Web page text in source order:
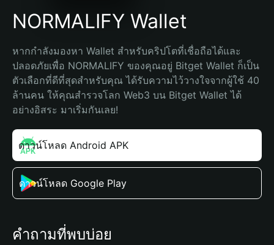
NORMALIFY Wallet
หากกำลังมองหา Wallet สำหรับคริปโตที่เชื่อถือได้และ
ปลอดภัยเพื่อ NORMALIFY ของคุณอยู่ Bitget Wallet ก็เป็น
ตัวเลือกที่ดีที่สุดสำหรับคุณ ได้รับความไว้วางใจจากผู้ใช้ 40
ล้านคน ให้คุณสำรวจโลก Web3 บน Bitget Wallet ได้
อย่างอิสระ มาเริ่มกันเลย!
ดาวน์โหลด Android APK
ดาวน์โหลด Google Play
คำถามที่พบบ่อย